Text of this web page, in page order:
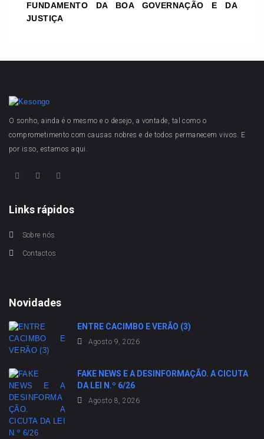
FUNDAMENTO DA BOA GOVERNAÇÃO E DA
JUSTIÇA
O sonho, ainda é o mesmo e o desejo, a vontade, tal como o
comprometimento com causas nobres e de todos permanecem vivos. E
por isso, estamos aqui.
Links rápidos
Sobre nós
Contactos
Novidades
ENTRE CACIMBO E VERÃO (3)
Agosto 9, 2026
FAKE NEWS E A DESINFORMAÇÃO. A CICUTA
DA LEI N.º 6/26
Agosto 8, 2026